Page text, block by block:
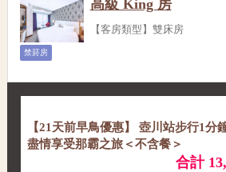
高級 King 房
【客房類型】雙床房
禁菸房
【21天前早鳥優惠】 壺川站步行1分
盡情享受那霸之旅＜不含餐＞
合計